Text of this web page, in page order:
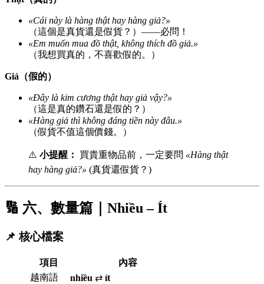
«Cái này là hàng thật hay hàng giả?»
（這個是真貨還是假貨？）——必問！
«Em muốn mua đồ thật, không thích đồ giả.»
（我想買真的，不喜歡假的。）
Giả（假的）
«Đây là kim cương thật hay giả vậy?»
（這是真的鑽石還是假的？）
«Hàng giả thì không đáng tiền này đâu.»
（假貨不值這個價錢。）
⚠️ 小提醒： 買貴重物品前，一定要問 «Hàng thật
hay hàng giả?» (真貨還假貨？)
🔢 六、數量篇｜Nhiều – Ít
📌 核心檔案
項目
內容
越南語
nhiều ⇄ ít